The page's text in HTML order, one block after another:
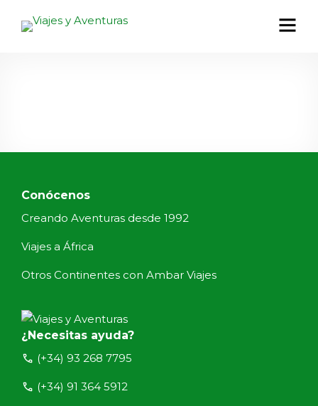
Conócenos
Creando Aventuras desde 1992
Viajes a África
Otros Continentes con Ambar Viajes
¿Necesitas ayuda?
call (+34) 93 268 7795
call (+34) 91 364 5912